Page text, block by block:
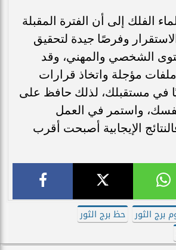
الفلك إلى أن الفترة المقبلة
وفرصًا جيدة لتحقيق
الشخصي والمهني، وقد
مؤجلة واتخاذ قرارات
في مستقبلك، لذلك حافظ على
واستمر في العمل
الإيجابية أصبحت أقرب
برج الثور
حظ برج الثور